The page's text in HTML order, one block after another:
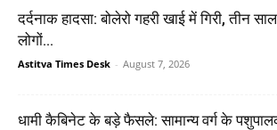
दर्दनाक हादसा: बोलेरो गहरी खाई में गिरी, तीन
लोगों...
Astitva Times Desk - August 7, 2026
धामी कैबिनेट के बड़े फैसले: सामान्य वर्ग के